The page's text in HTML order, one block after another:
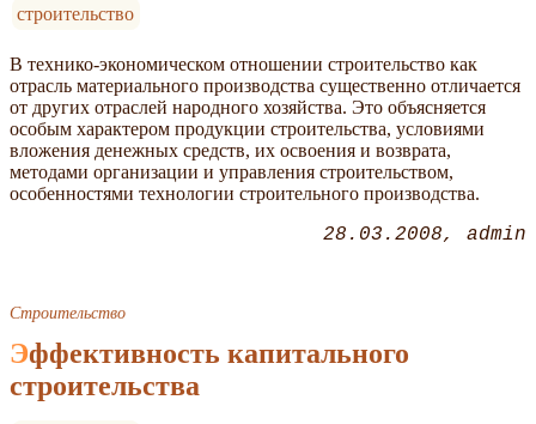
строительство
В технико-экономическом отношении строительство как
отрасль материального производства существенно отличается
от других отраслей народного хозяйства. Это объясняется
особым характером продукции строительства, условиями
вложения денежных средств, их освоения и возврата,
методами организации и управления строительством,
особенностями технологии строительного производства.
28.03.2008 admin
Строительство
Эффективность капитального
строительства